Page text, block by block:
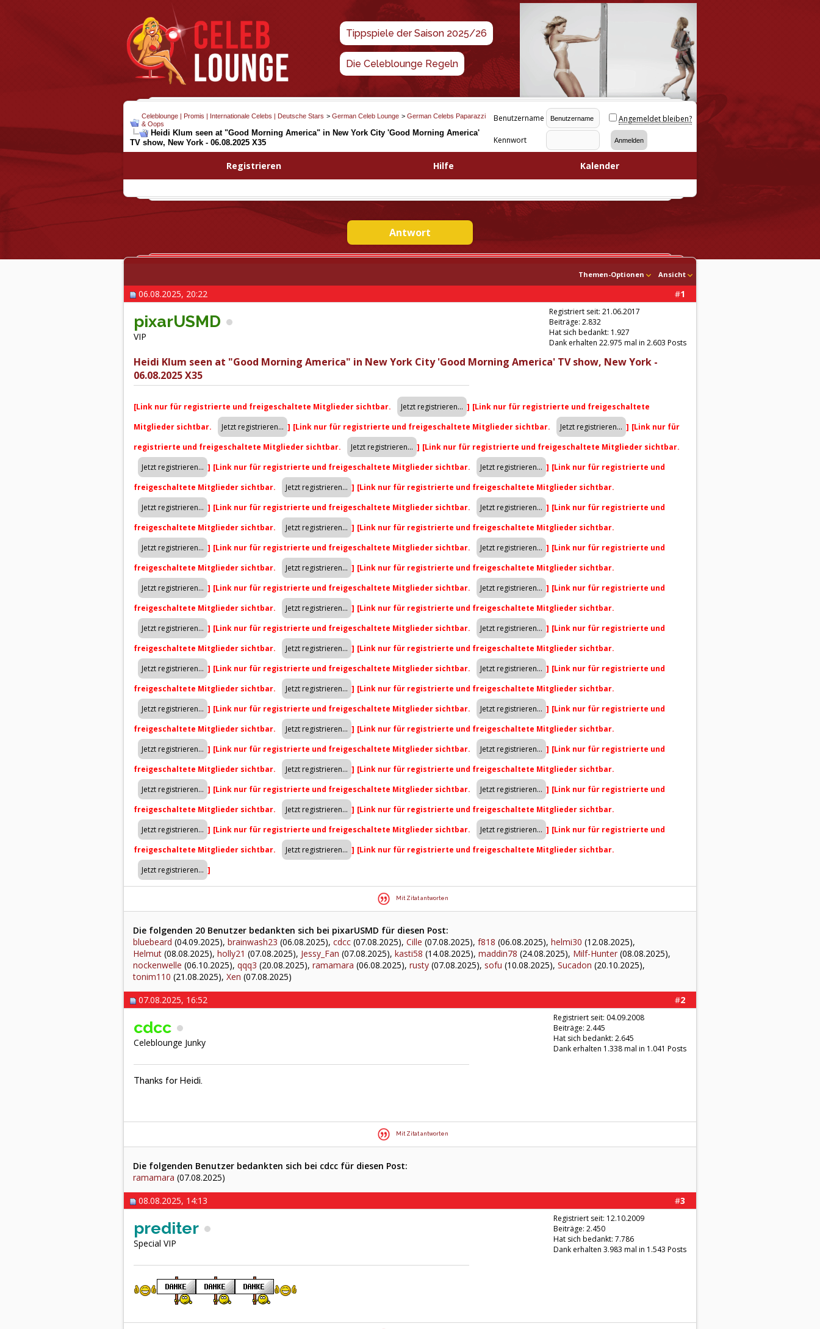
Tippspiele der Saison 2025/26
Die Celeblounge Regeln
Celeblounge | Promis | Internationale Celebs | Deutsche Stars > German Celeb Lounge > German Celebs Paparazzi
& Oops
Heidi Klum seen at "Good Morning America" in New York City 'Good Morning America'
TV show, New York - 06.08.2025 X35
Benutzername Angemeldet bleiben?
Kennwort
Registrieren Hilfe Kalender
Antwort
Themen-Optionen Ansicht
#1
06.08.2025, 20:22
pixarUSMD
VIP
Registriert seit: 21.06.2017
Beiträge: 2.832
Hat sich bedankt: 1.927
Dank erhalten 22.975 mal in 2.603 Posts
Heidi Klum seen at "Good Morning America" in New York City 'Good Morning America' TV show, New York -
06.08.2025 X35
[Link nur für registrierte und freigeschaltete Mitglieder sichtbar. ] [Link nur für registrierte und freigeschaltete
Mitglieder sichtbar.
] [Link nur für registrierte und freigeschaltete Mitglieder sichtbar. ] [Link nur für
registrierte und freigeschaltete Mitglieder sichtbar.
] [Link nur für registrierte und freigeschaltete Mitglieder sichtbar.
] [Link nur für registrierte und freigeschaltete Mitglieder sichtbar. ] [Link nur für registrierte und
freigeschaltete Mitglieder sichtbar.
] [Link nur für registrierte und freigeschaltete Mitglieder sichtbar.
] [Link nur für registrierte und freigeschaltete Mitglieder sichtbar. ] [Link nur für registrierte und
freigeschaltete Mitglieder sichtbar.
] [Link nur für registrierte und freigeschaltete Mitglieder sichtbar.
] [Link nur für registrierte und freigeschaltete Mitglieder sichtbar. ] [Link nur für registrierte und
freigeschaltete Mitglieder sichtbar.
] [Link nur für registrierte und freigeschaltete Mitglieder sichtbar.
] [Link nur für registrierte und freigeschaltete Mitglieder sichtbar. ] [Link nur für registrierte und
freigeschaltete Mitglieder sichtbar.
] [Link nur für registrierte und freigeschaltete Mitglieder sichtbar.
] [Link nur für registrierte und freigeschaltete Mitglieder sichtbar. ] [Link nur für registrierte und
freigeschaltete Mitglieder sichtbar.
] [Link nur für registrierte und freigeschaltete Mitglieder sichtbar.
] [Link nur für registrierte und freigeschaltete Mitglieder sichtbar. ] [Link nur für registrierte und
freigeschaltete Mitglieder sichtbar.
] [Link nur für registrierte und freigeschaltete Mitglieder sichtbar.
] [Link nur für registrierte und freigeschaltete Mitglieder sichtbar. ] [Link nur für registrierte und
freigeschaltete Mitglieder sichtbar.
] [Link nur für registrierte und freigeschaltete Mitglieder sichtbar.
] [Link nur für registrierte und freigeschaltete Mitglieder sichtbar. ] [Link nur für registrierte und
freigeschaltete Mitglieder sichtbar.
] [Link nur für registrierte und freigeschaltete Mitglieder sichtbar.
] [Link nur für registrierte und freigeschaltete Mitglieder sichtbar. ] [Link nur für registrierte und
freigeschaltete Mitglieder sichtbar.
] [Link nur für registrierte und freigeschaltete Mitglieder sichtbar.
] [Link nur für registrierte und freigeschaltete Mitglieder sichtbar. ] [Link nur für registrierte und
freigeschaltete Mitglieder sichtbar.
] [Link nur für registrierte und freigeschaltete Mitglieder sichtbar.
]
Mit Zitat antworten
Die folgenden 20 Benutzer bedankten sich bei pixarUSMD für diesen Post:
bluebeard (04.09.2025), brainwash23 (06.08.2025), cdcc (07.08.2025), Cille (07.08.2025), f818 (06.08.2025), helmi30 (12.08.2025),
Helmut (08.08.2025), holly21 (07.08.2025), Jessy_Fan (07.08.2025), kasti58 (14.08.2025), maddin78 (24.08.2025), Milf-Hunter (08.08.2025),
nockenwelle (06.10.2025), qqq3 (20.08.2025), ramamara (06.08.2025), rusty (07.08.2025), sofu (10.08.2025), Sucadon (20.10.2025),
tonim110 (21.08.2025), Xen (07.08.2025)
#2
07.08.2025, 16:52
cdcc
Celeblounge Junky
Registriert seit: 04.09.2008
Beiträge: 2.445
Hat sich bedankt: 2.645
Dank erhalten 1.338 mal in 1.041 Posts
Thanks for Heidi.
Mit Zitat antworten
Die folgenden Benutzer bedankten sich bei cdcc für diesen Post:
ramamara (07.08.2025)
#3
08.08.2025, 14:13
prediter
Special VIP
Registriert seit: 12.10.2009
Beiträge: 2.450
Hat sich bedankt: 7.786
Dank erhalten 3.983 mal in 1.543 Posts